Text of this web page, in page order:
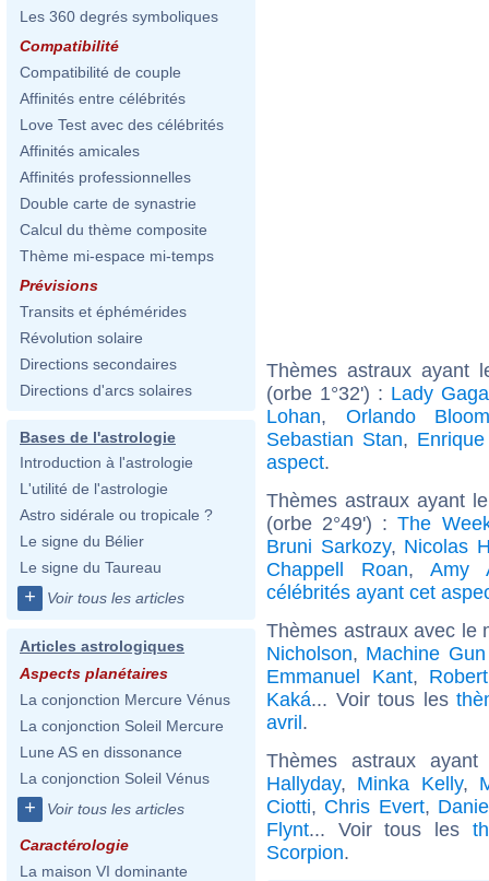
Les 360 degrés symboliques
Compatibilité
Compatibilité de couple
Affinités entre célébrités
Love Test avec des célébrités
Affinités amicales
Affinités professionnelles
Double carte de synastrie
Calcul du thème composite
Thème mi-espace mi-temps
Prévisions
Transits et éphémérides
Révolution solaire
Directions secondaires
Directions d'arcs solaires
Bases de l'astrologie
Introduction à l'astrologie
L'utilité de l'astrologie
Astro sidérale ou tropicale ?
Le signe du Bélier
Le signe du Taureau
+ Voir tous les articles
Articles astrologiques
Aspects planétaires
La conjonction Mercure Vénus
La conjonction Soleil Mercure
Lune AS en dissonance
La conjonction Soleil Vénus
+ Voir tous les articles
Caractérologie
La maison VI dominante
Thèmes astraux ayant
(orbe 1°32') : Lady Gaga
Lohan, Orlando Bloom
Sebastian Stan,
aspect.
Thèmes astraux ayant
(orbe 2°49') :The
Bruni Sarkozy, Nicolas
Chappell Roan, Amy
célébrités ayant cet
Thèmes astraux avec le
Nicholson, Machine
Emmanuel Kant,
Kaká... Voir tous les
avril.
Thèmes astraux
Hallyday, Minka Kelly,
Ciotti, Chris Evert,
Flynt... Voir tous les
Scorpion.